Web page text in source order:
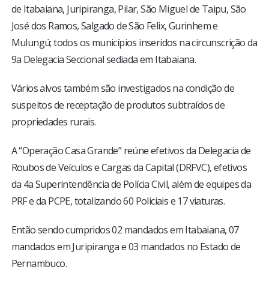
de Itabaiana, Juripiranga, Pilar, São Miguel de Taipu, São
José dos Ramos, Salgado de São Felix, Gurinhem e
Mulungú; todos os municípios inseridos na circunscrição da
9a Delegacia Seccional sediada em Itabaiana.
Vários alvos também são investigados na condição de
suspeitos de receptação de produtos subtraídos de
propriedades rurais.
A “Operação Casa Grande” reúne efetivos da Delegacia de
Roubos de Veículos e Cargas da Capital (DRFVC), efetivos
da 4a Superintendência de Polícia Civil, além de equipes da
PRF e da PCPE, totalizando 60 Policiais e 17 viaturas.
Então sendo cumpridos 02 mandados em Itabaiana, 07
mandados em Juripiranga e 03 mandados no Estado de
Pernambuco.